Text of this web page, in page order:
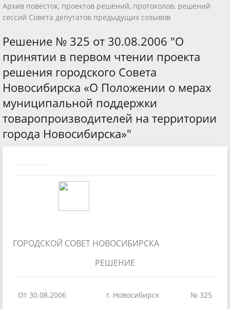
Архив повесток, проектов решений, протоколов, решений
сессий Совета депутатов предыдущих созывов
Решение № 325 от 30.08.2006 "О
принятии в первом чтении проекта
решения городского Совета
Новосибирска «О Положении о мерах
муниципальной поддержки
товаропроизводителей на территории
города Новосибирска»"
ГОРОДСКОЙ СОВЕТ НОВОСИБИРСКА
РЕШЕНИЕ
От 30.08.2006 г. Новосибирск № 325